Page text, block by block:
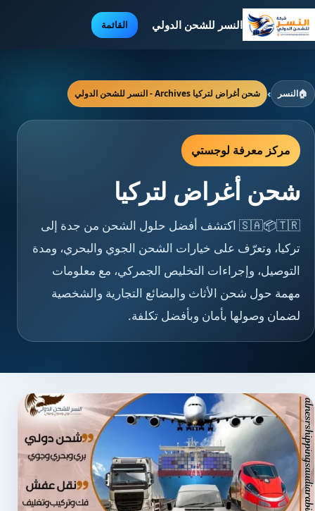
النسر للشحن الدولي القائمة
🏠النسر › شحن أغراض لتركيا Archives - النسر للشحن الدولي
مركز معرفة لوجستي
شحن أغراض لتركيا
🇸🇦📦🇹🇷 اكتشف أفضل حلول الشحن من جدة إلى
تركيا، وتعرّف على خيارات الشحن الجوي والبحري، ومدة
التوصيل، وإجراءات التخليص الجمركي، مع معلومات
مهمة حول شحن الأثاث والبضائع التجارية والشخصية
لضمان وصولها بأمان وبأفضل تكلفة.